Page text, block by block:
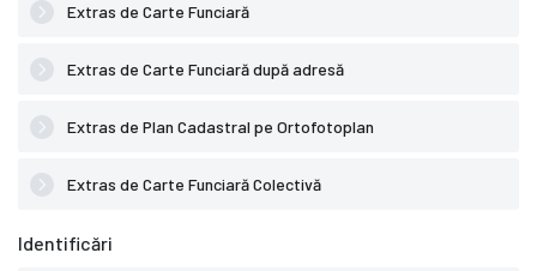
Extras de Carte Funciară
Extras de Carte Funciară după adresă
Extras de Plan Cadastral pe Ortofotoplan
Extras de Carte Funciară Colectivă
Identificări